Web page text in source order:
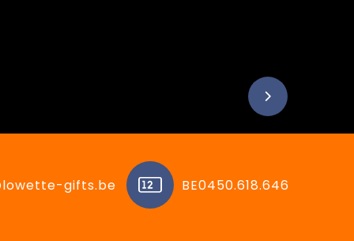
gifts.be BE0450.618.646